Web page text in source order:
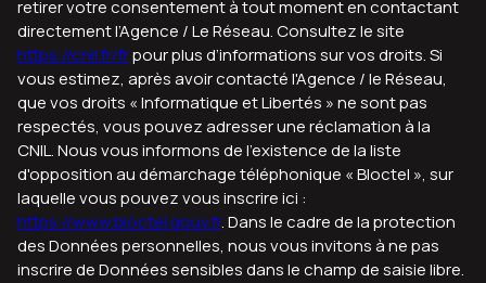
retirer votre consentement à tout moment en contactant
directement l’Agence / Le Réseau. Consultez le site
https://cnil.fr/frpour plus d’informations sur vos droits. Si
vous estimez, après avoir contacté l'Agence / le Réseau,
que vos droits « Informatique et Libertés » ne sont pas
respectés, vous pouvez adresser une réclamation à la
CNIL. Nous vous informons de l’existence de la liste
d'opposition au démarchage téléphonique « Bloctel », sur
laquelle vous pouvez vous inscrire ici :
https://www.bloctel.gouv.fr. Dans le cadre de la protection
des Données personnelles, nous vous invitons à ne pas
inscrire de Données sensibles dans le champ de saisie libre.